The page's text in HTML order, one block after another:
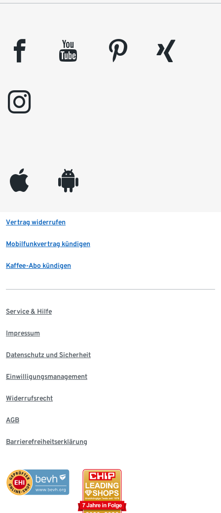
facebook youtube pinterest
xing
instagram
appleinc android
Vertrag widerrufen
Mobilfunkvertrag kündigen
Kaffee-Abo kündigen
Service & Hilfe
Impressum
Datenschutz und Sicherheit
Einwilligungsmanagement
Widerrufsrecht
AGB
Barrierefreiheitserklärung